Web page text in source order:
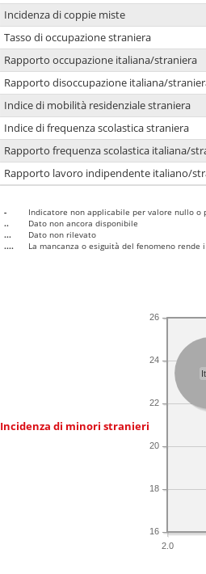
Incidenza di coppie miste
Tasso di occupazione straniera
Rapporto occupazione italiana/straniera
Rapporto disoccupazione italiana/
Indice di mobilità residenziale straniera
Indice di frequenza scolastica straniera
Rapporto frequenza scolastica italiana/
Rapporto lavoro indipendente italiano/
-
Indicatore non applicabile per valore nullo o
..
Dato non ancora disponibile
...
Dato non rilevato
....
La mancanza o esiguità del fenomeno rende
Incidenza di minori stranieri
2.0
16
18
20
22
24
26